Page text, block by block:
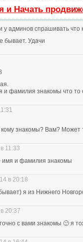
и Начать
у админов спрашивать что
бывает. Удачи
фамилия знакомы что то
знакомы? Вам? Может
11:33
имя и фамилия знакомы
в 20:18
я из Нижнего
20:37
с вами знакомы 🙂 я